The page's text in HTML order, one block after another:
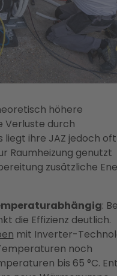
höhere
Verluste durch
liegt ihre JAZ jedoch
Raumheizung genutzt
zusätzliche
:
die Effizienz deutlich.
mit Inverter-
noch
bis 65 °C.